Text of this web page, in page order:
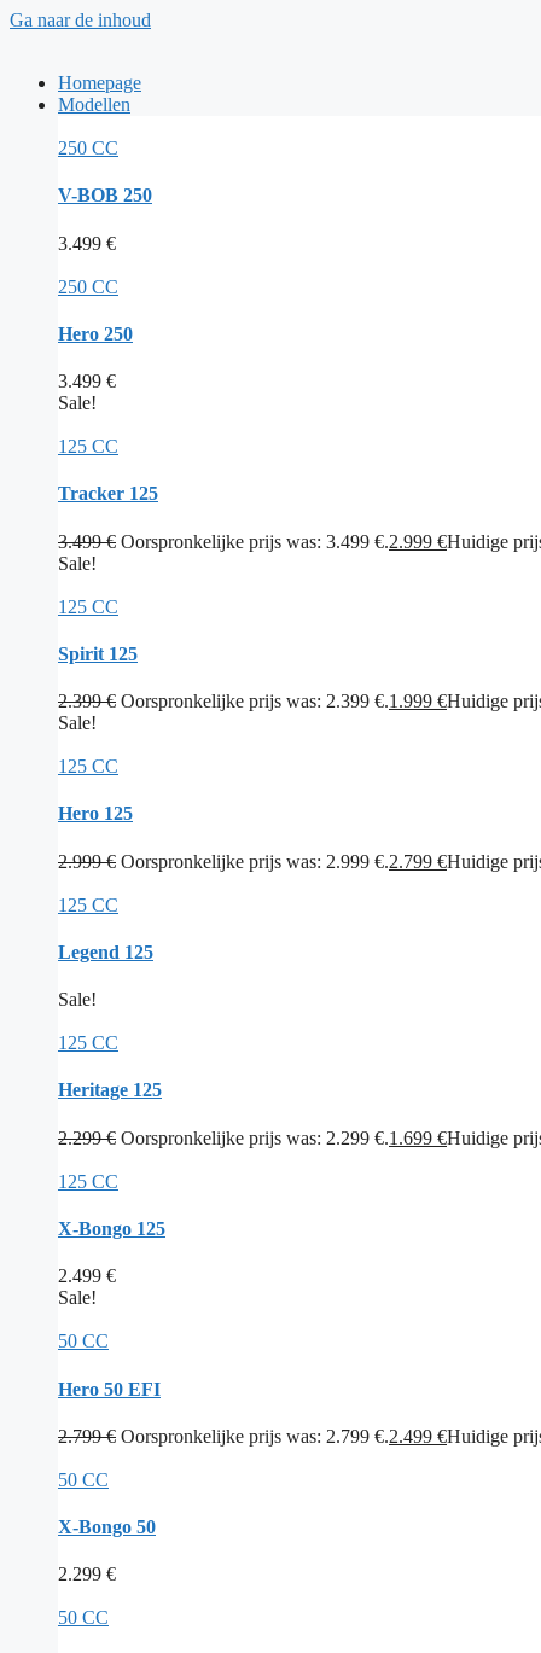
Ga naar de inhoud
Homepage
Modellen
250 CC
V-BOB 250
3.499 €
250 CC
Hero 250
3.499 €
Sale!
125 CC
Tracker 125
3.499€ Oorspronkelijke prijs was: 3.499 €.2.999 €Huidige
Sale!
125 CC
Spirit 125
2.399€ Oorspronkelijke prijs was: 2.399 €.1.999 €Huidige
Sale!
125 CC
Hero 125
2.999€ Oorspronkelijke prijs was: 2.999 €.2.799 €Huidige
125 CC
Legend 125
Sale!
125 CC
Heritage 125
2.299€ Oorspronkelijke prijs was: 2.299 €.1.699 €Huidige
125 CC
X-Bongo 125
2.499 €
Sale!
50 CC
Hero 50 EFI
2.799€ Oorspronkelijke prijs was: 2.799 €.2.499 €Huidige
50 CC
X-Bongo 50
2.299 €
50 CC